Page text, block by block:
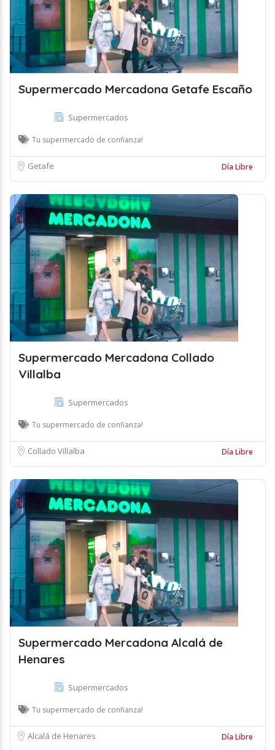
Supermercado Mercadona Getafe Escaño
Supermercados
Tu supermercado de confianza!
Getafe Día Libre
Supermercado Mercadona Collado
Villalba
Supermercados
Tu supermercado de confianza!
Collado Villalba Día Libre
Supermercado Mercadona Alcalá de
Henares
Supermercados
Tu supermercado de confianza!
Alcalá de Henares Día Libre